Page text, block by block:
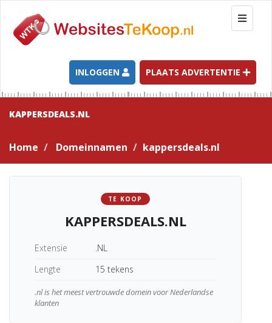
T
o
g
l
e
n
a
t
INLOGGEN PLAATS ADVERTENTIE
KAPPERSDEALS.NL
Home Domeinnamen kappersdeals.nl
TE KOOP
KAPPERSDEALS.NL
Extensie
.NL
Lengte
15 tekens
.nl is het meest vertrouwde domein voor Nederlandse
klanten